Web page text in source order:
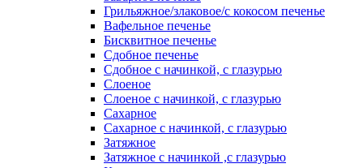
Грильяжное/злаковое/с кокосом печенье
Вафельное печенье
Бисквитное печенье
Сдобное печенье
Сдобное с начинкой, с глазурью
Слоеное
Слоеное с начинкой, с глазурью
Сахарное
Сахарное с начинкой, с глазурью
Затяжное
Затяжное с начинкой ,с глазурью